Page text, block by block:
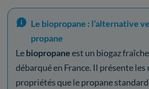
Le biopropane : l’alternative
propane
Lebiopropaneest un biogaz
débarqué en France. Il présente les
propriétés que le propane